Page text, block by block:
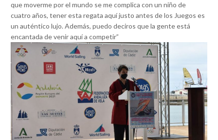
que moverme por el mundo se me complica con un niño de
cuatro años, tener esta regata aquí justo antes de los Juegos es
un auténtico lujo. Además, puedo deciros que la gente está
encantada de venir aquí a competir”